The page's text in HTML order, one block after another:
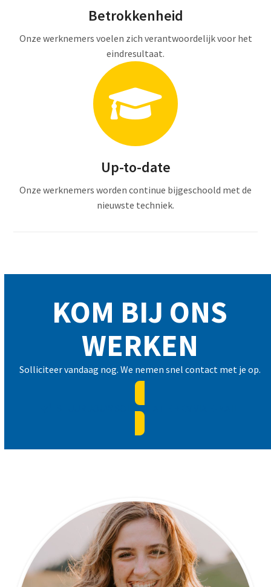
Betrokkenheid
Onze werknemers voelen zich verantwoordelijk voor het
eindresultaat.
Up-to-date
Onze werknemers worden continue bijgeschoold met de
nieuwste techniek.
KOM BIJ ONS
WERKEN
Solliciteer vandaag nog. We nemen snel contact met je op.
STUUR JOUW SOLLICITATIE + CV VIA E-MAIL